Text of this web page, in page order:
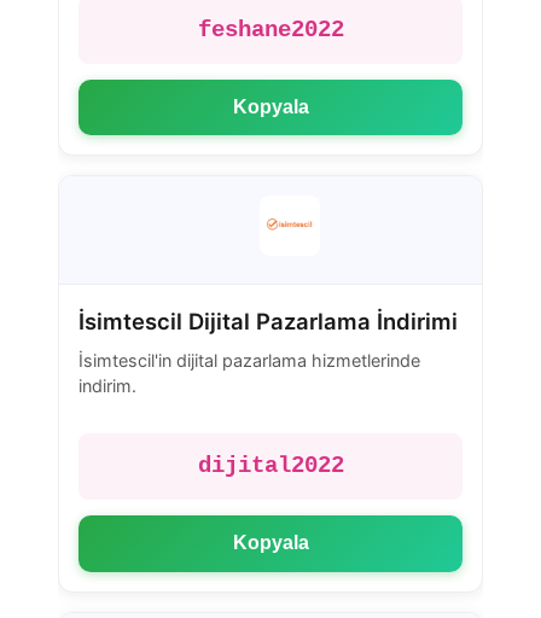
feshane2022
Kopyala
İsimtescil Dijital Pazarlama İndirimi
İsimtescil'in dijital pazarlama hizmetlerinde
indirim.
dijital2022
Kopyala